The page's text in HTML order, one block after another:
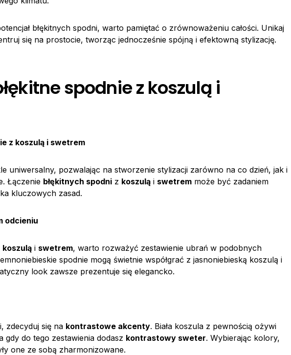
błękitnych spodni, warto pamiętać o zrównoważeniu całości. Unikaj
się na prostocie, tworząc jednocześnie spójną i efektowną stylizację.
spodnie z koszulą i
z koszulą i swetrem
uniwersalny, pozwalając na stworzenie stylizacji zarówno na co dzień, jak i
Łączenie błękitnych spodni z koszulą i swetrem może być zadaniem
kluczowych zasad.
odcieniu
koszulą i swetrem, warto rozważyć zestawienie ubrań w podobnych
spodnie mogą świetnie współgrać z jasnoniebieską koszulą i
look zawsze prezentuje się elegancko.
zdecyduj się na kontrastowe akcenty. Biała koszula z pewnością ożywi
gdy do tego zestawienia dodasz kontrastowy sweter. Wybierając kolory,
one ze sobą zharmonizowane.